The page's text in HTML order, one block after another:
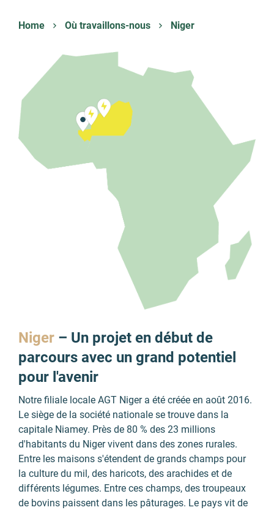
Home Où travaillons-nous Niger
Niger – Un projet en début de
parcours avec un grand potentiel
pour l'avenir
Notre filiale locale AGT Niger a été créée en août 2016.
Le siège de la société nationale se trouve dans la
capitale Niamey. Près de 80 % des 23 millions
d'habitants du Niger vivent dans des zones rurales.
Entre les maisons s'étendent de grands champs pour
la culture du mil, des haricots, des arachides et de
différents légumes. Entre ces champs, des troupeaux
de bovins paissent dans les pâturages. Le pays vit de